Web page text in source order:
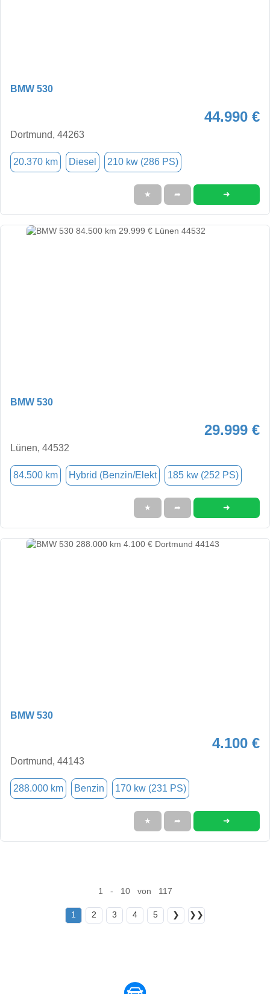
BMW 530
44.990 €
Dortmund, 44263
20.370 km Diesel 210 kw (286 PS)
★ ➦ ➜
BMW 530
29.999 €
Lünen, 44532
84.500 km Hybrid (Benzin/Elekt 185 kw (252 PS)
★ ➦ ➜
BMW 530
4.100 €
Dortmund, 44143
288.000 km Benzin 170 kw (231 PS)
★ ➦ ➜
1 - 10 von 117
1 2 3 4 5 ❯ ❯❯